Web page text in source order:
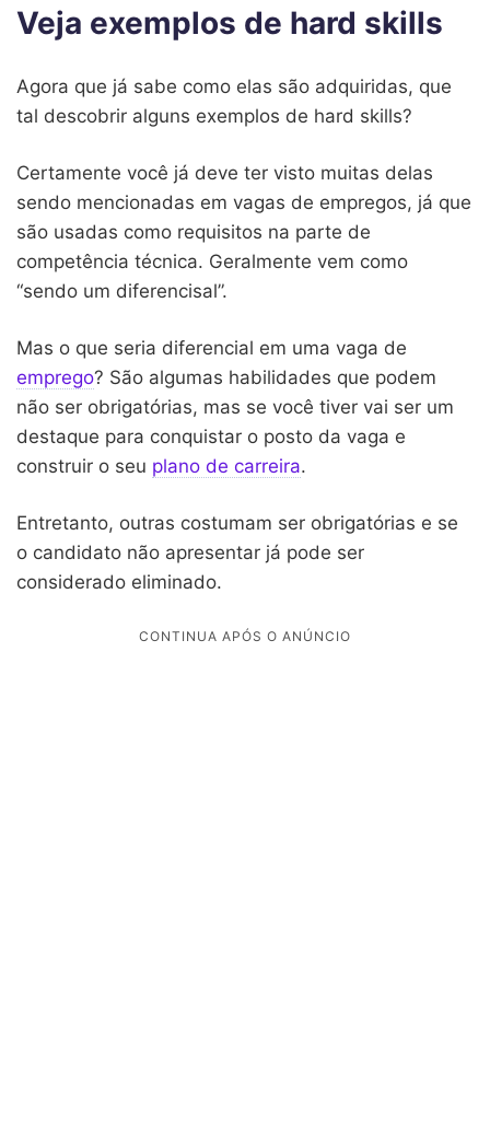
Veja exemplos de hard skills
Agora que já sabe como elas são adquiridas, que
tal descobrir alguns exemplos de hard skills?
Certamente você já deve ter visto muitas delas
sendo mencionadas em vagas de empregos, já que
são usadas como requisitos na parte de
competência técnica. Geralmente vem como
“sendo um diferencisal”.
Mas o que seria diferencial em uma vaga de
emprego? São algumas habilidades que podem
não ser obrigatórias, mas se você tiver vai ser um
destaque para conquistar o posto da vaga e
construir o seu plano de carreira.
Entretanto, outras costumam ser obrigatórias e se
o candidato não apresentar já pode ser
considerado eliminado.